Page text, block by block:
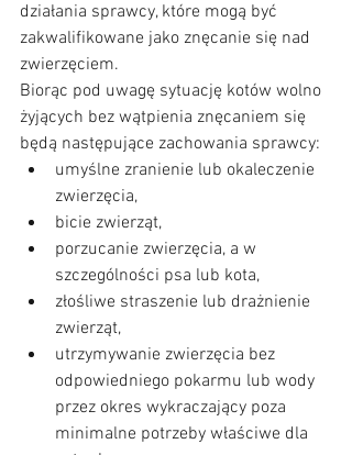
działania sprawcy, które mogą być
zakwalifikowane jako znęcanie się nad
zwierzęciem.
Biorąc pod uwagę sytuację kotów wolno
żyjących bez wątpienia znęcaniem się
będą następujące zachowania sprawcy:
umyślne zranienie lub okaleczenie
zwierzęcia,
bicie zwierząt,
porzucanie zwierzęcia, a w
szczególności psa lub kota,
złośliwe straszenie lub drażnienie
zwierząt,
utrzymywanie zwierzęcia bez
odpowiedniego pokarmu lub wody
przez okres wykraczający poza
minimalne potrzeby właściwe dla